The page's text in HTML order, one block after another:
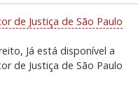
de Justiça de São Paulo
Já está disponível a
de Justiça de São Paulo